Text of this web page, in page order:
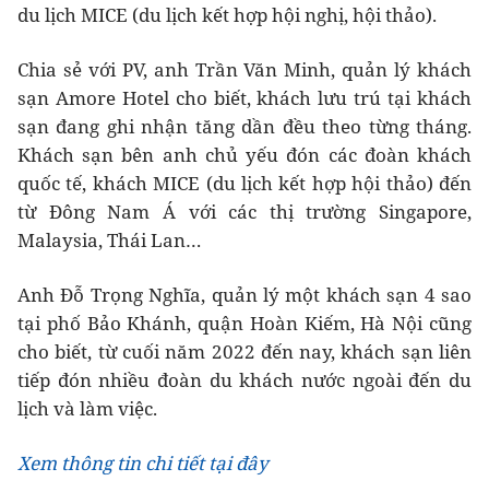
du lịch MICE (du lịch kết hợp hội nghị, hội thảo).
Chia sẻ với PV, anh Trần Văn Minh, quản lý khách
sạn Amore Hotel cho biết, khách lưu trú tại khách
sạn đang ghi nhận tăng dần đều theo từng tháng.
Khách sạn bên anh chủ yếu đón các đoàn khách
quốc tế, khách MICE (du lịch kết hợp hội thảo) đến
từ Đông Nam Á với các thị trường Singapore,
Malaysia, Thái Lan…
Anh Đỗ Trọng Nghĩa, quản lý một khách sạn 4 sao
tại phố Bảo Khánh, quận Hoàn Kiếm, Hà Nội cũng
cho biết, từ cuối năm 2022 đến nay, khách sạn liên
tiếp đón nhiều đoàn du khách nước ngoài đến du
lịch và làm việc.
Xem thông tin chi tiết tại đây